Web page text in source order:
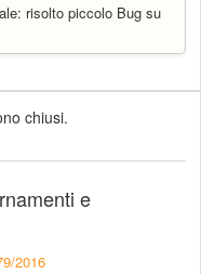
risolto piccolo Bug su
chiusi.
e
2016